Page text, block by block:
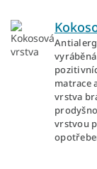
matrace
vrstva
vrstvou